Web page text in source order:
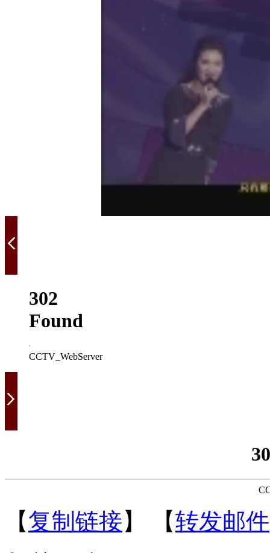
302
Found
CCTV_WebServer
【复制链接】 【转发邮件